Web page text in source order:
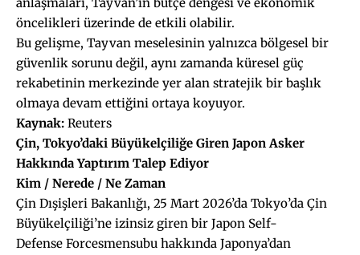
öncelikleri üzerinde de etkili olabilir.
Bu gelişme, Tayvan meselesinin yalnızca bölgesel bir
güvenlik sorunu değil, aynı zamanda küresel güç
rekabetinin merkezinde yer alan stratejik bir başlık
olmaya devam ettiğini ortaya koyuyor.
Kaynak: Reuters
Çin, Tokyo’daki Büyükelçiliğe Giren Japon Asker
Hakkında Yaptırım Talep Ediyor
Kim / Nerede / Ne Zaman
Çin Dışişleri Bakanlığı, 25 Mart 2026’da Tokyo’da Çin
Büyükelçiliği’ne izinsiz giren bir Japon Self-
Defense Forcesmensubu hakkında Japonya’dan